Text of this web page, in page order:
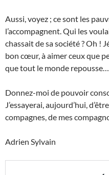
Aussi, voyez ; ce sont les
l’accompagnent. Qui les
chassait de sa société ? Oh !
bon cœur, à aimer ceux que
que tout le monde repousse…
Donnez-moi de pouvoir
J’essayerai, aujourd’hui,
compagnes, de mes
Adrien Sylvain